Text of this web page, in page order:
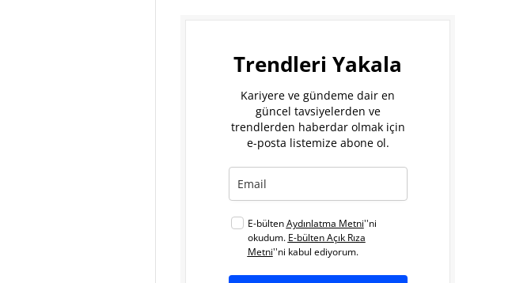
Trendleri Yakala
Kariyere ve gündeme dair en
güncel tavsiyelerden ve
trendlerden haberdar olmak için
e-posta listemize abone ol.
E-bültenAydınlatma Metni''ni
okudum. E-bülten Açık Rıza
Metni''ni kabul ediyorum.